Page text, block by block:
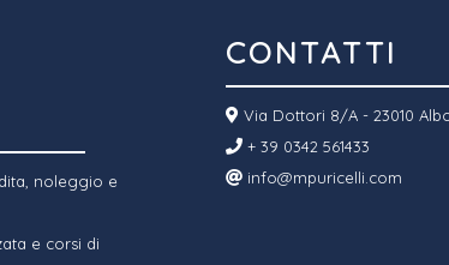
noleggio e
e corsi di
CONTATTI
Via Dottori 8/A - 23010
+ 39 0342 561433
info@mpuricelli.com